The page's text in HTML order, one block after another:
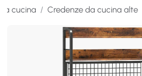
cucina / Credenze da cucina alte